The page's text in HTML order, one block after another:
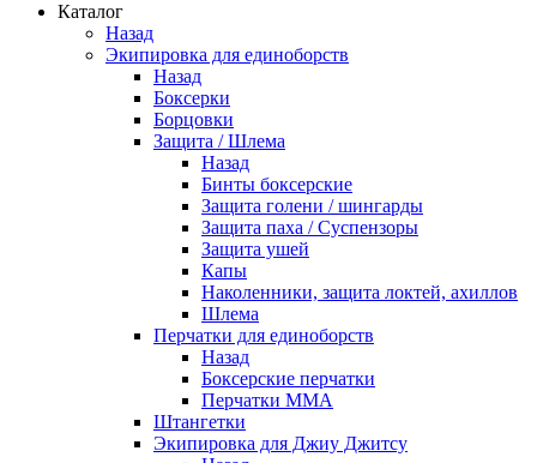
Каталог
Назад
Экипировка для единоборств
Назад
Боксерки
Борцовки
Защита / Шлема
Назад
Бинты боксерские
Защита голени / шингарды
Защита паха / Суспензоры
Защита ушей
Капы
Наколенники, защита локтей, ахиллов
Шлема
Перчатки для единоборств
Назад
Боксерские перчатки
Перчатки ММА
Штангетки
Экипировка для Джиу Джитсу